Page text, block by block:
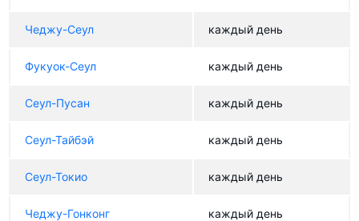
Чеджу-Сеул каждый день
Фукуок-Сеул каждый день
Сеул-Пусан каждый день
Сеул-Тайбэй каждый день
Сеул-Токио каждый день
Чеджу-Гонконг каждый день